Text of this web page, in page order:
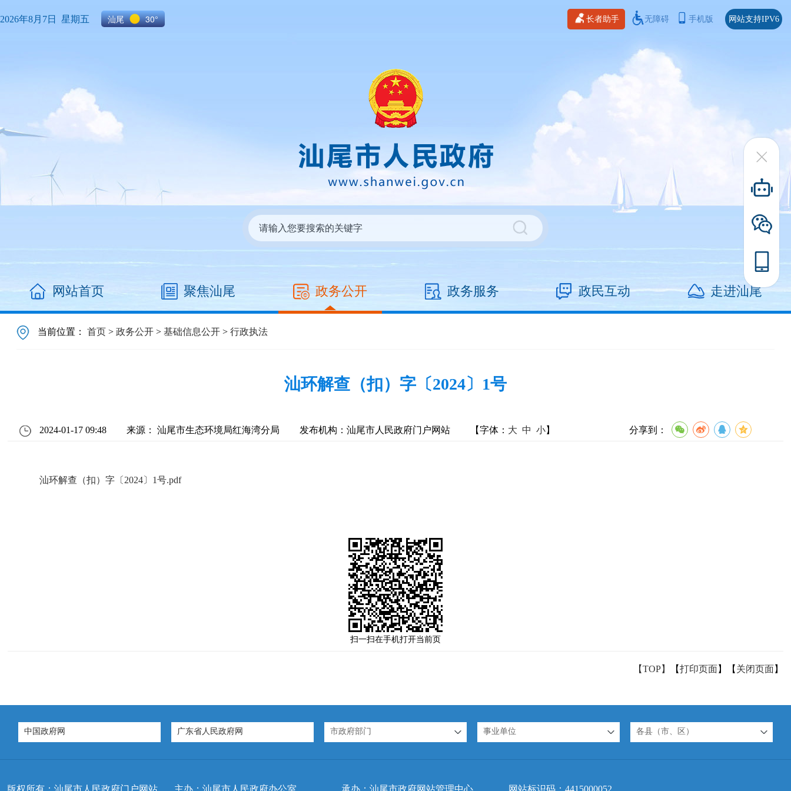
2026年8月7日 星期五 汕尾 30° 长者助手 无障碍 手机版 网站支持IPV6
网站首页 聚焦汕尾 政务公开 政务服务 政民互动 走进汕尾
当前位置：首页 >政务公开 >基础信息公开 >行政执法
汕环解查（扣）字〔2024〕1号
2024-01-17 09:48 来源： 汕尾市生态环境局红海湾分局 发布机构：汕尾市人民政府门户网站 【字体： 大 中 小】 分享到：
汕环解查（扣）字〔2024〕1号.pdf
扫一扫在手机打开当前页
【TOP】 【打印页面】【 关闭页面】
中国政府网 广东省人民政府网 市政府部门 事业单位 各县（市、区）
版权所有：汕尾市人民政府门户网站 主办：汕尾市人民政府办公室 承办：汕尾市政府网站管理中心 网站标识码：4415000052